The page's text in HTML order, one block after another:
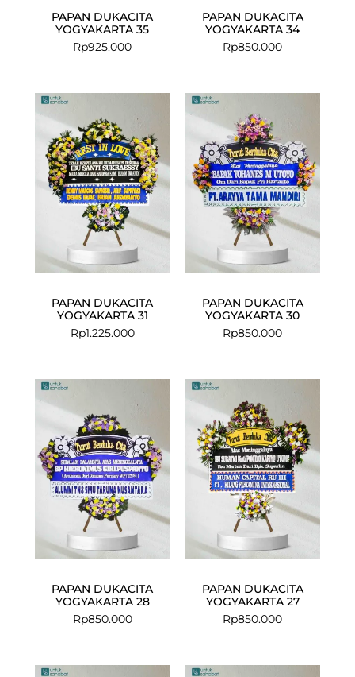
PAPAN DUKACITA
YOGYAKARTA 35
Rp925.000
PAPAN DUKACITA
YOGYAKARTA 34
Rp850.000
PAPAN DUKACITA
YOGYAKARTA 31
Rp1.225.000
PAPAN DUKACITA
YOGYAKARTA 30
Rp850.000
PAPAN DUKACITA
YOGYAKARTA 28
Rp850.000
PAPAN DUKACITA
YOGYAKARTA 27
Rp850.000